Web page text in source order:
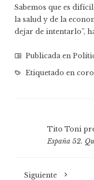
Sabemos que es
la salud y de la
dejar de intentarlo”,
Publicada en
Etiquetado en
Tito Toni
España 52.
Siguiente